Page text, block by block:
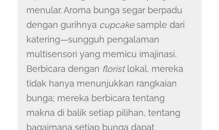
menular. Aroma bunga segar berpadu
dengan gurihnya cupcakesample dari
katering—sungguh pengalaman
multisensori yang memicu imajinasi.
Berbicara dengan floristlokal, mereka
tidak hanya menunjukkan rangkaian
bunga; mereka berbicara tentang
makna di balik setiap pilihan, tentang
bagaimana setiap bunga dapat